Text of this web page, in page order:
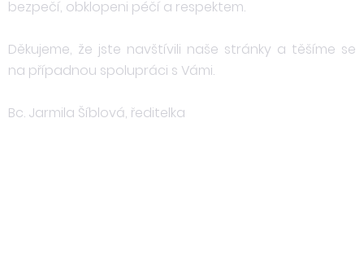
bezpečí, obklopeni péčí a respektem.
Děkujeme, že jste navštívili naše stránky a těšíme se
na případnou spolupráci s Vámi.
Bc. Jarmila Šíblová, ředitelka